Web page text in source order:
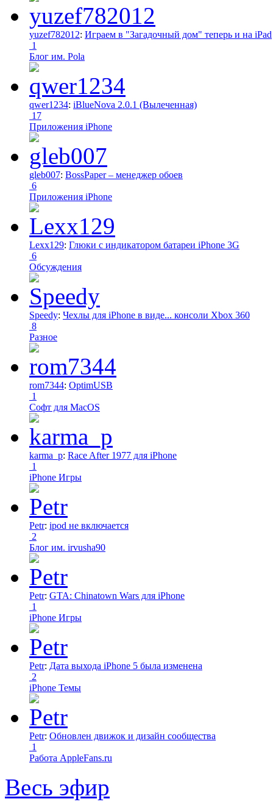
yuzef782012: Играем в "Загадочный дом" теперь и на iPad
1
Блог им. Pola
qwer1234: iBlueNova 2.0.1 (Вылеченная)
17
Приложения iPhone
gleb007: BossPaper – менеджер обоев
6
Приложения iPhone
Lexx129: Глюки с индикатором батареи iPhone 3G
6
Обсуждения
Speedy: Чехлы для iPhone в виде... консоли Xbox 360
8
Разное
rom7344: OptimUSB
1
Софт для MacOS
karma_p: Race After 1977 для iPhone
1
iPhone Игры
Petr: ipod не включается
2
Блог им. irvusha90
Petr: GTA: Chinatown Wars для iPhone
1
iPhone Игры
Petr: Дата выхода iPhone 5 была изменена
2
iPhone Темы
Petr: Обновлен движок и дизайн сообщества
1
Работа AppleFans.ru
Весь эфир